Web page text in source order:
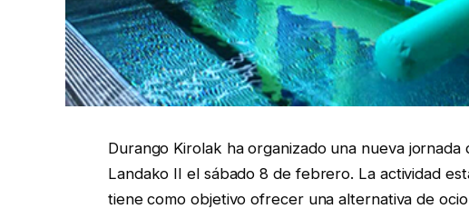
Durango Kirolak ha organizado una nueva
Landako II el sábado 8 de febrero. La actividad
tiene como objetivo ofrecer una alternativa de